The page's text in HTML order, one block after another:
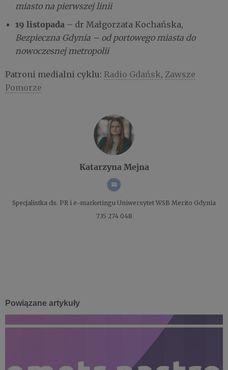
miasto na pierwszej linii
19 listopada – dr Małgorzata Kochańska,
Bezpieczna Gdynia – od portowego miasta do
nowoczesnej metropolii
Patroni medialni cyklu: Radio Gdańsk, Zawsze
Pomorze
Katarzyna Mejna
Specjalistka ds. PR i e-marketingu Uniwersytet WSB Merito Gdynia
735 274 048
Powiązane artykuły